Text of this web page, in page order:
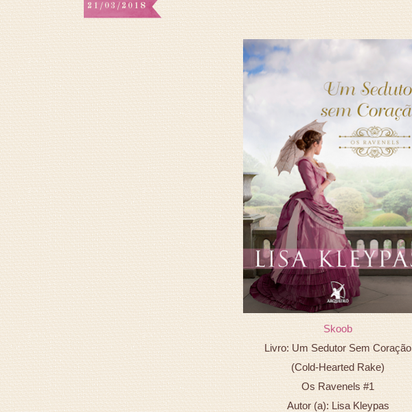
21/03/2018
Skoob
Livro: Um Sedutor Sem Coração
(Cold-Hearted Rake)
Os Ravenels #1
Autor (a): Lisa Kleypas